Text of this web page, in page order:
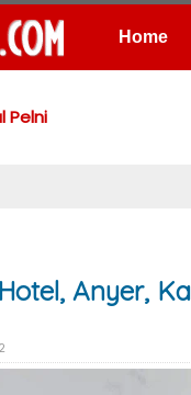
Home Places
Pelni
Anyer,